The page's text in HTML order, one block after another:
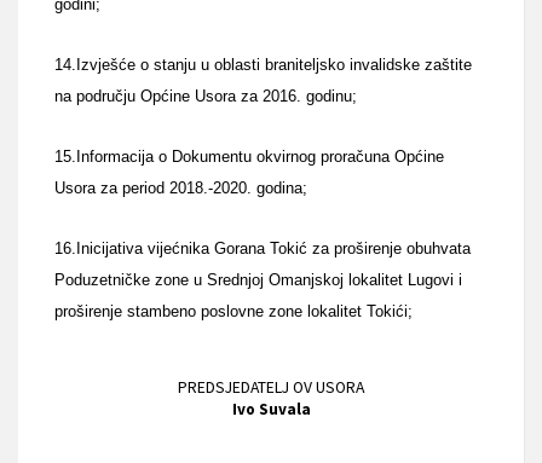
godini;
14.Izvješće o stanju u oblasti braniteljsko invalidske zaštite
na području Općine Usora za 2016. godinu;
15.Informacija o Dokumentu okvirnog proračuna Općine
Usora za period 2018.-2020. godina;
16.Inicijativa vijećnika Gorana Tokić za proširenje obuhvata
Poduzetničke zone u Srednjoj Omanjskoj lokalitet Lugovi i
proširenje stambeno poslovne zone lokalitet Tokići;
PREDSJEDATELJ OV USORA
Ivo Suvala